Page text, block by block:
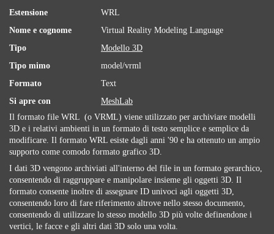
Estensione
WRL
Nome e cognome
Virtual Reality Modeling Language
Tipo
Modello 3D
Tipo mimo
model/vrml
Formato
Text
Si apre con
MeshLab
Il formato file WRL ​​ (o VRML) viene utilizzato per archiviare modelli
3D e i relativi ambienti in un formato di testo semplice e semplice da
modificare. Il formato WRL ​​esiste dagli anni '90 e ha ottenuto un ampio
supporto come comodo formato grafico 3D.
I dati 3D vengono archiviati all'interno del file in un formato gerarchico,
consentendo di raggruppare e manipolare insieme gli oggetti 3D. Il
formato consente inoltre di assegnare ID univoci agli oggetti 3D,
consentendo loro di fare riferimento altrove nello stesso documento,
consentendo di utilizzare lo stesso modello 3D più volte definendone i
vertici, le facce e gli altri dati 3D solo una volta.